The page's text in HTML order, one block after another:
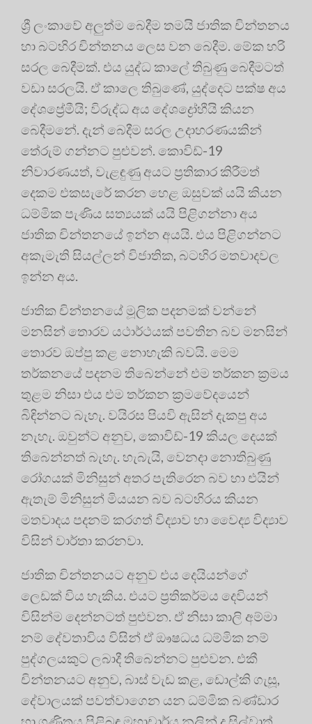
ශ්‍රී ලංකාවේ අලුත්ම බෙදීම තමයි ජාතික චින්තනය
හා බටහිර චින්තනය ලෙස වන බෙදීම. මේක හරි
සරල බෙදීමක්. එය යුද්ධ කාලේ තිබුණු බෙදීමටත්
වඩා සරලයි. ඒ කාලෙ තිබුණේ, යුද්දෙට පක්ෂ අය
දේශප්‍රේමීයි; විරුද්ධ අය දේශද්‍රෝහීයි කියන
බෙදීමනේ. දැන් බෙදීම සරල උදාහරණයකින්
තේරුම් ගන්නට පුළුවන්. කොවිඩ්-19
නිවාරණයත්, වැළඳුණු අයට ප්‍රතිකාර කිරීමත්
දෙකම එකසැරේ කරන හෙළ ඔසුවක් යයි කියන
ධම්මික පැණිය සත්‍යයක් යයි පිළිගන්නා අය
ජාතික චින්තනයේ ඉන්න අයයි. එය පිළිගන්නට
අකැමැති සියල්ලන් විජාතික, බටහිර මතවාදවල
ඉන්න අය.
ජාතික චින්තනයේ මූලික පදනමක් වන්නේ
මනසින් තොරව යථාර්ථයක් පවතින බව මනසින්
තොරව ඔප්පු කළ නොහැකි බවයි. මෙම
තර්කනයේ පදනම තිබෙන්නේ එම තර්කන ක්‍රමය
තුළම නිසා එය එම තර්කන ක්‍රමවේදයෙන්
බිඳින්නට බැහැ. වයිරස පියවි ඇසින් දැකපු අය
නැහැ. ඔවුන්ට අනුව, කොවිඩ්-19 කියල දෙයක්
තිබෙන්නත් බැහැ. හැබැයි, වෙනදා නොතිබුණු
රෝගයක් මිනිසුන් අතර පැතිරෙන බව හා එයින්
ඇතැම් මිනිසුන් මියයන බව බටහිරය කියන
මතවාදය පදනම් කරගත් විද්‍යාව හා වෛද්‍ය විද්‍යාව
විසින් වාර්තා කරනවා.
ජාතික චින්තනයට අනුව එය දෙයියන්ගේ
ලෙඩක් විය හැකිය. එයට ප්‍රතිකර්මය දෙවියන්
විසින්ම දෙන්නටත් පුළුවන. ඒ නිසා කාලි අම්මා
නම් දේවතාවිය විසින් ඒ ඖෂධය ධම්මික නම්
පුද්ගලයකුට ලබාදී තිබෙන්නට පුළුවන. එකී
චින්තනයට අනුව, බාස් වැඩ කළ, ඩොල්කි ගැසූ,
දේවාලයක් පවත්වාගෙන යන ධම්මික බණ්ඩාර